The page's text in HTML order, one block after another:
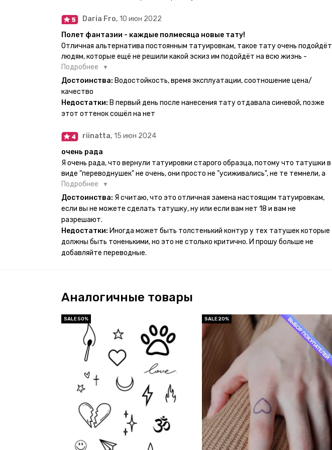
Daria Fro, 10 июн 2022
Полет фантазии - каждые полмесяца новые тату!
Отличная альтернатива постоянным татуировкам, такое тату очень подойдёт
людям, которые ещё не решили какой эскиз им подойдёт на всю жизнь -
продукт еверинк держится на теле до 2 недель - после нанесения не нужно
бояться мочить такие тату, вода их так просто не смоет. К рисункам
прикладывается инструкция, но я предпочла другой способ нанесения -
оставила наклейку на теле на ночь, чтобы точно перестраховаться - на утро
эффект сразу же проявился. На неподвижных частях тела тату носится
рисунок начнёт стираться - водой спокойно можно убрать оставшийся контур.
Подробнее
Достоинства: Водостойкость, время эксплуатации, соотношение цена/
качество
Недостатки: В первый день после нанесения тату отдавала синевой, позже
этот оттенок сошёл на нет
riinatta, 15 июн 2024
очень рада
Я очень рада, что вернули татуировки старого образца, потому что татушки в
виде "переводнушек" не очень, они просто не "усиживались", не те темнели, а
после душа вообще слазили, вот недавно сделала фризби дог и он через сутки
проявился и все ещё держится!! ну а 4 звезды потому что у меня ещё очень
много переводных татуировок(
Подробнее
Достоинства: Я считаю, что это отличная замена настоящим татуировкам,
если вы не можете сделать татушку, ну или если вам нет 18 и вам не
разрешают.
Недостатки: Иногда может быть толстенький контур у тех татушек которые
должны быть тоненькими, но это не столько критично. И прошу больше не
добавляйте переводные.
Аналогичные товары
SALE 50% SALE 20%